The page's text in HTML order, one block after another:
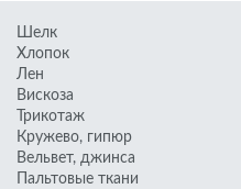
Вельвет, джинса
Пальтовые ткани
Костюмные ткани
Шелк
Хлопок
Лен
Вискоза
Трикотаж
Кружево, гипюр
Вельвет, джинса
Пальтовые ткани